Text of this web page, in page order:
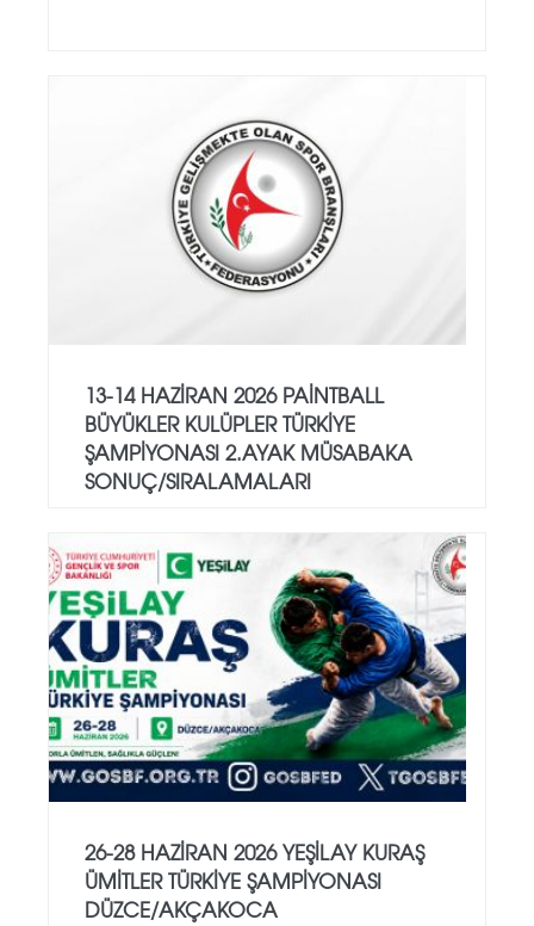
13-14 HAZİRAN 2026 PAİNTBALL
BÜYÜKLER KULÜPLER TÜRKİYE
ŞAMPİYONASI 2.AYAK MÜSABAKA
SONUÇ/SIRALAMALARI
26-28 HAZİRAN 2026 YEŞİLAY KURAŞ
ÜMİTLER TÜRKİYE ŞAMPİYONASI
DÜZCE/AKÇAKOCA